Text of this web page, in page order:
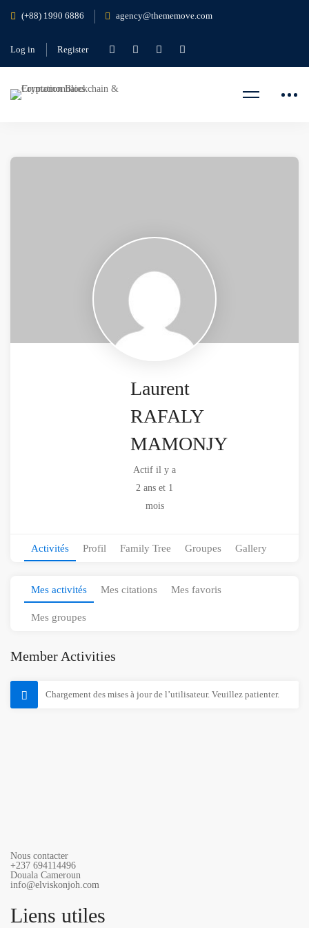
(+88) 1990 6886 agency@thememove.com
Log in Register
Laurent
RAFALY
MAMONJY
Actif il y a
2 ans et 1
mois
Activités Profil Family Tree Groupes Gallery
Mes activités Mes citations Mes favoris
Mes groupes
Member Activities
Chargement des mises à jour de l’utilisateur. Veuillez patienter.
Nous contacter
+237 694114496
Douala Cameroun
info@elviskonjoh.com
Liens utiles